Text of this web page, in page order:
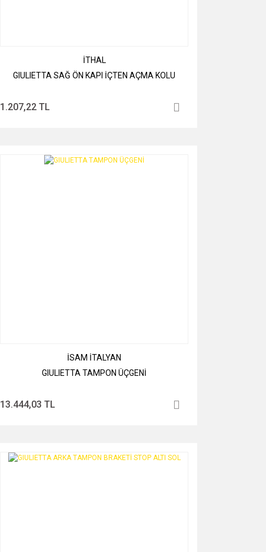
İTHAL
GIULIETTA SAĞ ÖN KAPI İÇTEN AÇMA KOLU
1.207,22 TL
İSAM İTALYAN
GIULIETTA TAMPON ÜÇGENİ
13.444,03 TL